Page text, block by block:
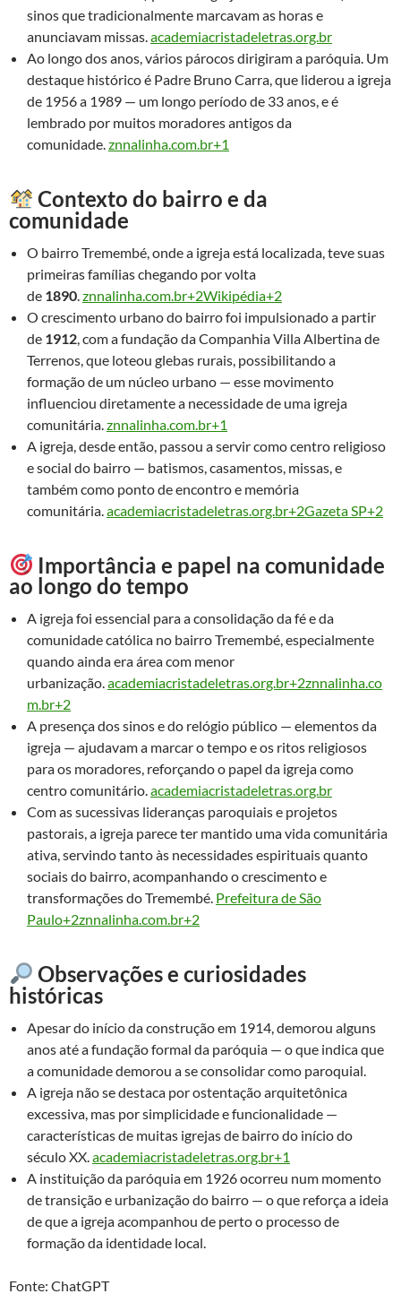
sinos que tradicionalmente marcavam as horas e
anunciavam missas.academiacristadeletras.org.br
Ao longo dos anos, vários párocos dirigiram a paróquia. Um
destaque histórico é Padre Bruno Carra, que liderou a igreja
de 1956 a 1989 — um longo período de 33 anos, e é
lembrado por muitos moradores antigos da
comunidade.znnalinha.com.br+1
Contexto do bairro e da
comunidade
O bairro Tremembé, onde a igreja está localizada, teve suas
primeiras famílias chegando por volta
de 1890 znnalinha.com.br+2Wikipédia+2
O crescimento urbano do bairro foi impulsionado a partir
de 1912 , com a fundação da Companhia Villa Albertina de
Terrenos, que loteou glebas rurais, possibilitando a
formação de um núcleo urbano — esse movimento
influenciou diretamente a necessidade de uma igreja
comunitária. znnalinha.com.br+1
A igreja, desde então, passou a servir como centro religioso
e social do bairro — batismos, casamentos, missas, e
também como ponto de encontro e memória
comunitária. academiacristadeletras.org.br+2Gazeta SP+2
Importância e papel na comunidade
ao longo do tempo
A igreja foi essencial para a consolidação da fé e da
comunidade católica no bairro Tremembé, especialmente
quando ainda era área com menor
urbanização.academiacristadeletras.org.br+2znnalinha.co
m.br+2
A presença dos sinos e do relógio público — elementos da
igreja — ajudavam a marcar o tempo e os ritos religiosos
para os moradores, reforçando o papel da igreja como
centro comunitário.academiacristadeletras.org.br
Com as sucessivas lideranças paroquiais e projetos
pastorais, a igreja parece ter mantido uma vida comunitária
ativa, servindo tanto às necessidades espirituais quanto
sociais do bairro, acompanhando o crescimento e
transformações do Tremembé. Prefeitura de São
Paulo+2znnalinha.com.br+2
Observações e curiosidades
históricas
Apesar do início da construção em 1914, demorou alguns
anos até a fundação formal da paróquia — o que indica que
a comunidade demorou a se consolidar como paroquial.
A igreja não se destaca por ostentação arquitetônica
excessiva, mas por simplicidade e funcionalidade —
características de muitas igrejas de bairro do início do
século XX.academiacristadeletras.org.br+1
A instituição da paróquia em 1926 ocorreu num momento
de transição e urbanização do bairro — o que reforça a ideia
de que a igreja acompanhou de perto o processo de
formação da identidade local.
Fonte: ChatGPT